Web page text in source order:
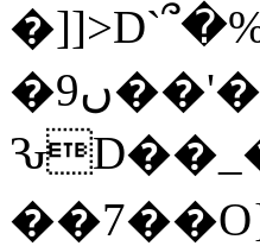
�9ں��'��d�)���(�[����%��u��ȁ�2'=�Yn�!